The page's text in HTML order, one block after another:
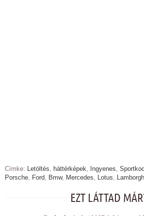
Címke: Letöltés, háttérképek, Ingyenes,
Porsche, Ford, Bmw, Mercedes, Lotus,
EZT LÁTTAD